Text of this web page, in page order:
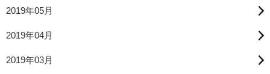
2019年05月
2019年04月
2019年03月